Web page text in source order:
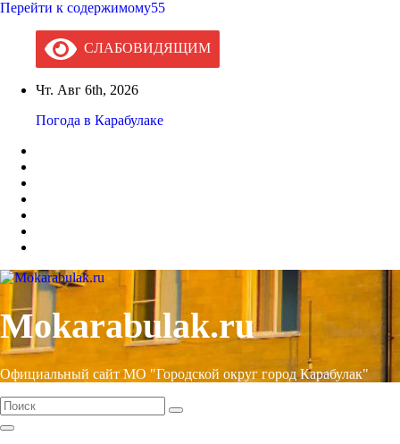
Перейти к содержимому55
СЛАБОВИДЯЩИМ
Чт. Авг 6th, 2026
Погода в Карабулаке
Mokarabulak.ru
Официальный сайт МО "Городской округ город Карабулак"